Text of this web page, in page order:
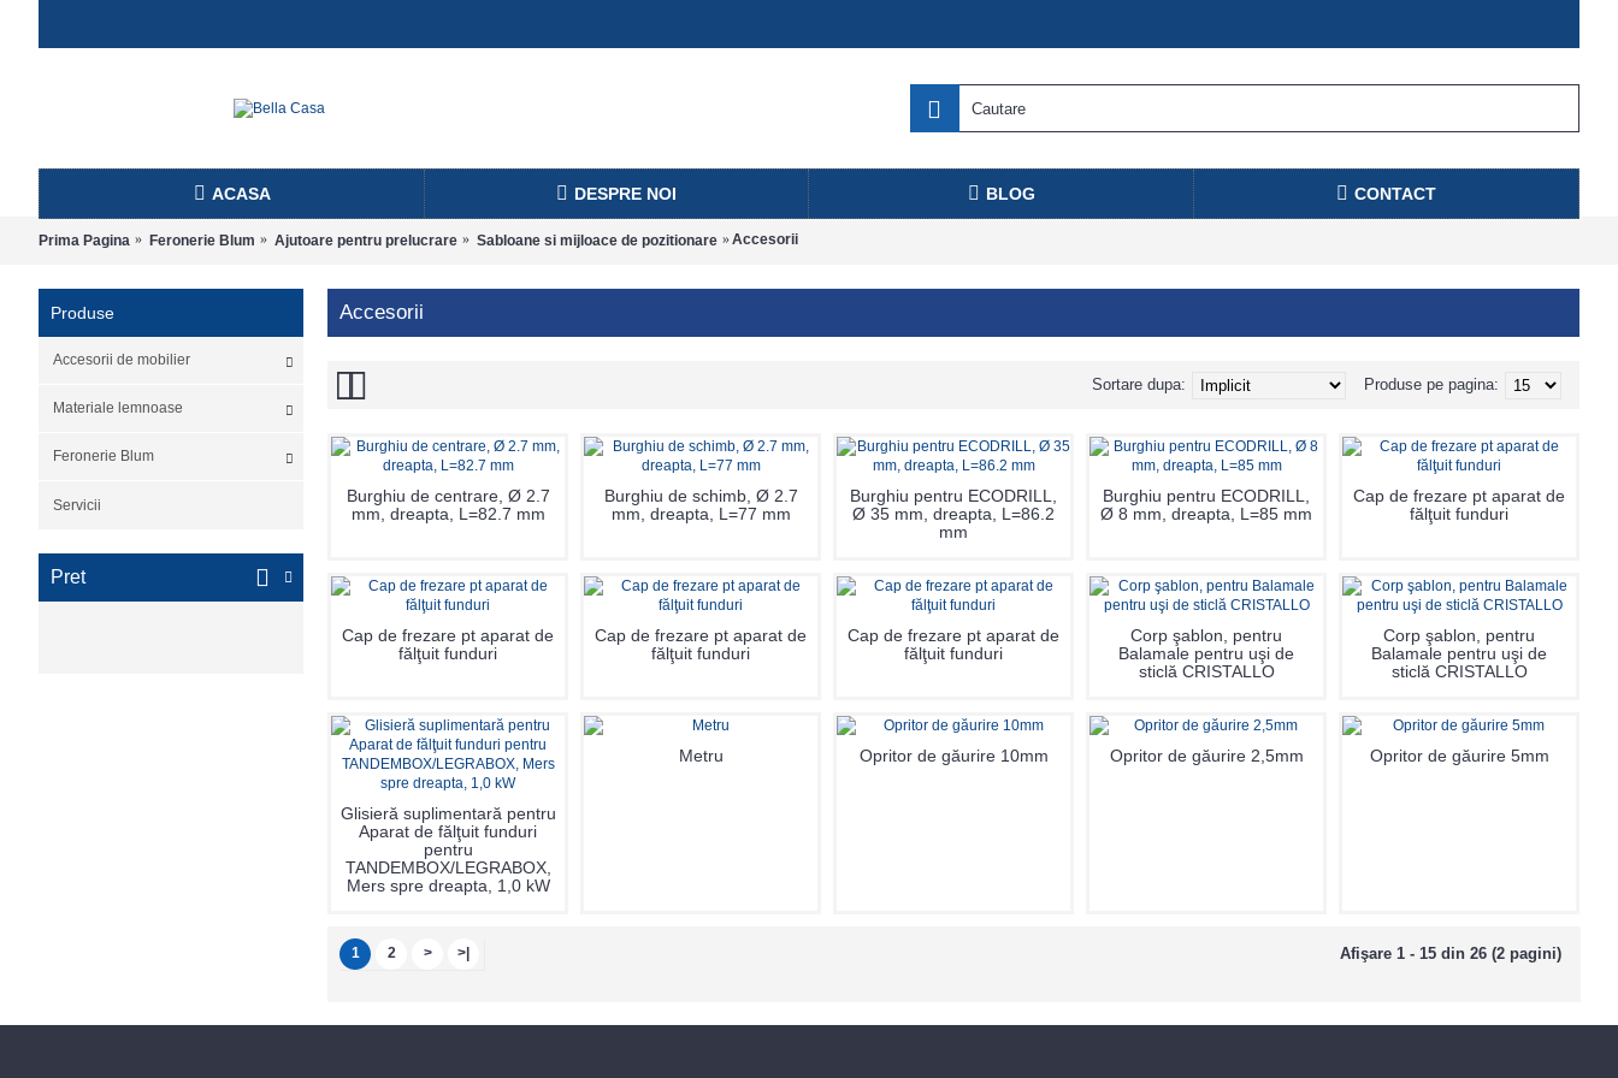
ACASA DESPRE NOI BLOG CONTACT
Prima Pagina Feronerie Blum Ajutoare pentru prelucrare Sabloane si mijloace de pozitionare Accesorii
Produse
Accesorii de mobilier
Materiale lemnoase
Feronerie Blum
Servicii
Pret
Accesorii
Produse pe pagina:
Sortare dupa:
Burghiu de centrare, Ø 2.7
mm, dreapta, L=82.7 mm
Burghiu de schimb, Ø 2.7
mm, dreapta, L=77 mm
Burghiu pentru ECODRILL,
Ø 35 mm, dreapta, L=86.2
mm
Burghiu pentru ECODRILL,
Ø 8 mm, dreapta, L=85 mm
Cap de frezare pt aparat de
fălţuit funduri
Cap de frezare pt aparat de
fălţuit funduri
Cap de frezare pt aparat de
fălţuit funduri
Cap de frezare pt aparat de
fălţuit funduri
Corp şablon, pentru
Balamale pentru uşi de
sticlă CRISTALLO
Corp şablon, pentru
Balamale pentru uşi de
sticlă CRISTALLO
Glisieră suplimentară pentru
Aparat de fălţuit funduri
pentru
TANDEMBOX/LEGRABOX,
Mers spre dreapta, 1,0 kW
Metru Opritor de găurire 10mm Opritor de găurire 2,5mm Opritor de găurire 5mm
1 2 > >| Afişare 1 - 15 din 26 (2 pagini)